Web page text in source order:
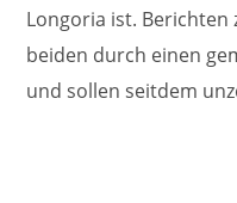
Longoria ist.
beiden durch einen
und sollen seitdem